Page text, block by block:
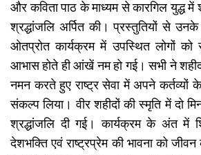
और कविता पाठ के माध्यम से कारगिल युद्ध में
श्रद्धांजलि अर्पित की। प्रस्तुतियों से
ओतप्रोत कार्यक्रम में उपस्थित लोगों को
आभास होते ही आंखें नम हो गई। सभी ने
नमन करते हुए राष्ट्र सेवा में अपने कर्तव्यों
संकल्प लिया। वीर शहीदों की स्मृति में दो
श्रद्धांजलि दी गई। कार्यक्रम के अंत में
देशभक्ति एवं राष्ट्रप्रेम की भावना को जीवन